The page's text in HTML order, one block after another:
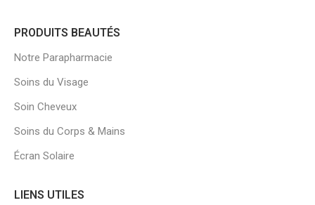
PRODUITS BEAUTÉS
Notre Parapharmacie
Soins du Visage
Soin Cheveux
Soins du Corps & Mains
Écran Solaire
LIENS UTILES